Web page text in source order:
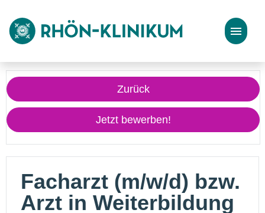
Stellenangebote
Bewerbungstipps
Zurück
Jetzt bewerben!
Facharzt (m/w/d) bzw.
Arzt in Weiterbildung